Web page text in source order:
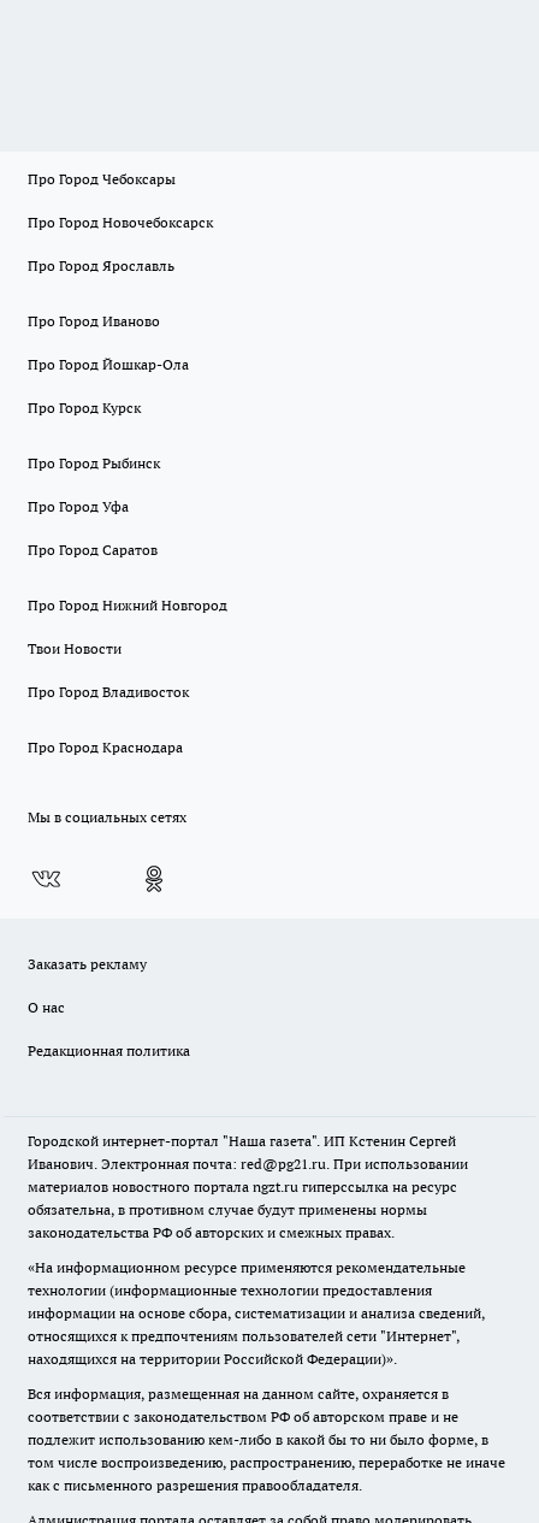
Про Город Чебоксары
Про Город Новочебоксарск
Про Город Ярославль
Про Город Иваново
Про Город Йошкар-Ола
Про Город Курск
Про Город Рыбинск
Про Город Уфа
Про Город Саратов
Про Город Нижний Новгород
Твои Новости
Про Город Владивосток
Про Город Краснодара
Мы в социальных сетях
Заказать рекламу
О нас
Редакционная политика
Городской интернет-портал "Наша газета". ИП Кстенин Сергей
Иванович. Электронная почта: red@pg21.ru. При использовании
материалов новостного портала ngzt.ru гиперссылка на ресурс
обязательна, в противном случае будут применены нормы
законодательства РФ об авторских и смежных правах.
«На информационном ресурсе применяются рекомендательные
технологии (информационные технологии предоставления
информации на основе сбора, систематизации и анализа сведений,
относящихся к предпочтениям пользователей сети "Интернет",
находящихся на территории Российской Федерации)».
Вся информация, размещенная на данном сайте, охраняется в
соответствии с законодательством РФ об авторском праве и не
подлежит использованию кем-либо в какой бы то ни было форме, в
том числе воспроизведению, распространению, переработке не иначе
как с письменного разрешения правообладателя.